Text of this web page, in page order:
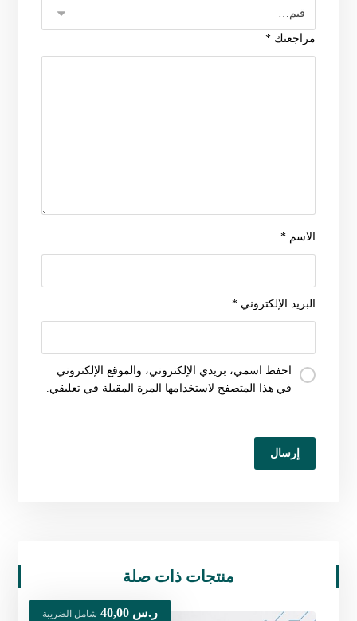
مراجعتك*
الاسم*
البريد الإلكتروني*
احفظ اسمي، بريدي الإلكتروني، والموقع الإلكتروني
في هذا المتصفح لاستخدامها المرة المقبلة في تعليقي.
منتجات ذات صلة
ر.س شامل الضريبة